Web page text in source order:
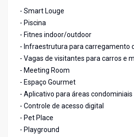
- Smart Louge
- Piscina
- Fitnes indoor/outdoor
- Infraestrutura para carregamento
- Vagas de visitantes para carros e
- Meeting Room
- Espaço Gourmet
- Aplicativo para áreas condominiais
- Controle de acesso digital
- Pet Place
- Playground